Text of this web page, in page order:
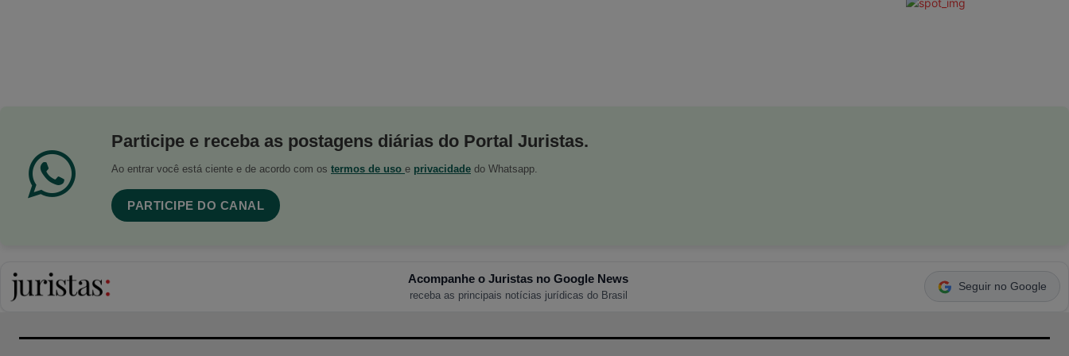
Participe e receba as postagens diárias do Portal Juristas.
Ao entrar você está ciente e de acordo com os termos de uso e privacidade do Whatsapp.
PARTICIPE DO CANAL
Acompanhe o Juristas no Google News
receba as principais notícias jurídicas do Brasil
Seguir no Google